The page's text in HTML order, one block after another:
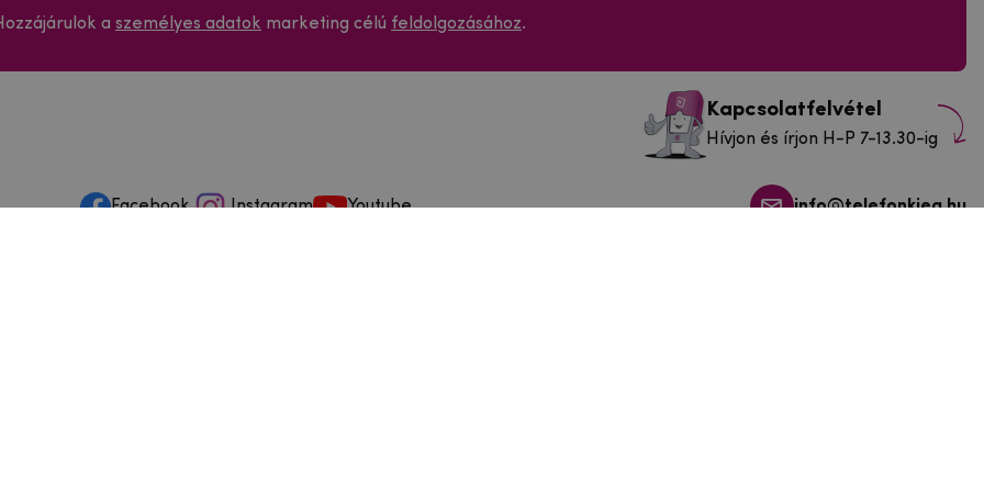
a személyes adatok marketing célú feldolgozásához.
Kapcsolatfelvétel
Hívjon és írjon H-P 7-13.30-ig
Facebook Instagram Youtube info@telefonkieg.hu